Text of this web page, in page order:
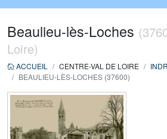
Beaulieu-lès-Loches
Loire)
ACCUEIL CENTRE-VAL DE LOIRE
BEAULIEU-LÈS-LOCHES (37600)